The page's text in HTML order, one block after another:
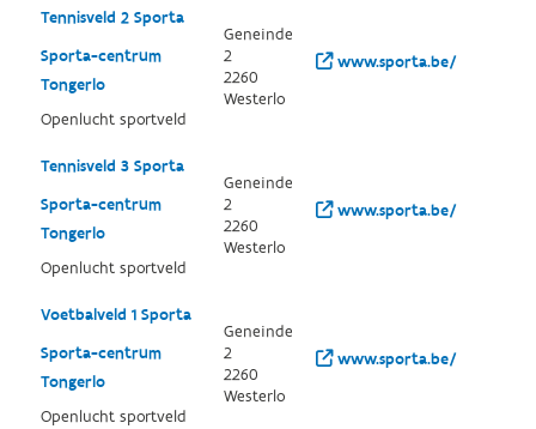
Tennisveld 2 Sporta
Sporta-centrum
Tongerlo
Openlucht sportveld
Geneinde
2
2260
Westerlo
www.sporta.be/
Tennisveld 3 Sporta
Sporta-centrum
Tongerlo
Openlucht sportveld
Geneinde
2
2260
Westerlo
www.sporta.be/
Voetbalveld 1 Sporta
Sporta-centrum
Tongerlo
Openlucht sportveld
Geneinde
2
2260
Westerlo
www.sporta.be/